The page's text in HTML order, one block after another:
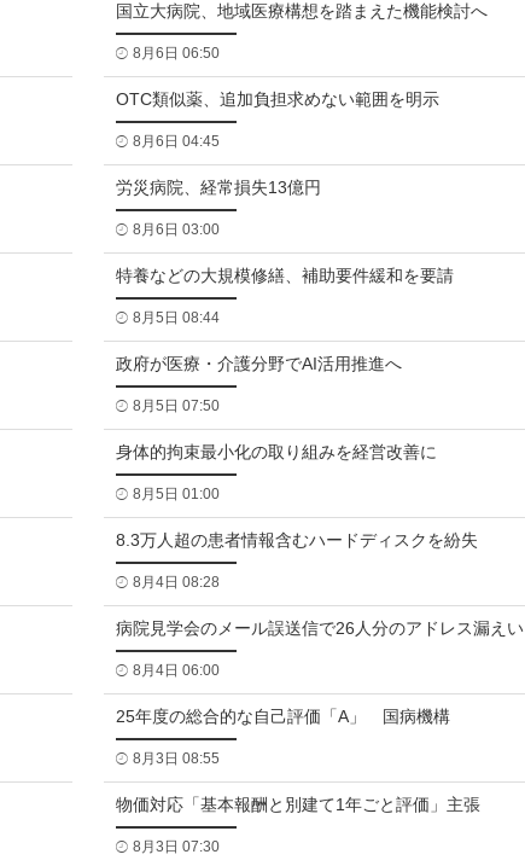
国立大病院、地域医療構想を踏まえた機能検討へ
8月6日 06:50
OTC類似薬、追加負担求めない範囲を明示
8月6日 04:45
労災病院、経常損失13億円
8月6日 03:00
特養などの大規模修繕、補助要件緩和を要請
8月5日 08:44
政府が医療・介護分野でAI活用推進へ
8月5日 07:50
身体的拘束最小化の取り組みを経営改善に
8月5日 01:00
8.3万人超の患者情報含むハードディスクを紛失
8月4日 08:28
病院見学会のメール誤送信で26人分のアドレス漏えい
8月4日 06:00
25年度の総合的な自己評価「A」 国病機構
8月3日 08:55
物価対応「基本報酬と別建て1年ごと評価」主張
8月3日 07:30